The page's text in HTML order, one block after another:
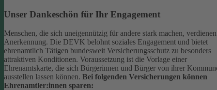
Unser Dankeschön für Ihr Engagement
Menschen, die sich uneigennützig für andere stark machen, verdienen
Anerkennung. Die DEVK belohnt soziales Engagement und bietet
ehrenamtlich Tätigen bundesweit Versicherungsschutz zu besonders
attraktiven Konditionen. Voraussetzung ist die Vorlage einer
Ehrenamtskarte, die sich Bürgerinnen und Bürger von ihrer
ausstellen lassen können. Bei folgenden Versicherungen können
Ehrenamtler:innen sparen: